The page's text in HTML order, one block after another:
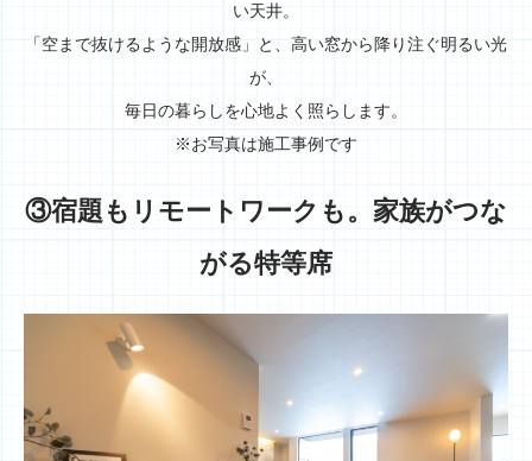
い天井。
「空まで抜けるような開放感」と、高い窓から降り注ぐ明るい光
が、
毎日の暮らしを心地よく照らします。
※お写真は施工事例です
③宿題もリモートワークも。家族がつな
がる特等席